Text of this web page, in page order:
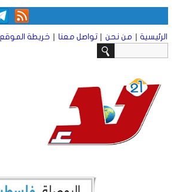
الرئيسية | من نحن | تواصل معنا | خريطة الموقع